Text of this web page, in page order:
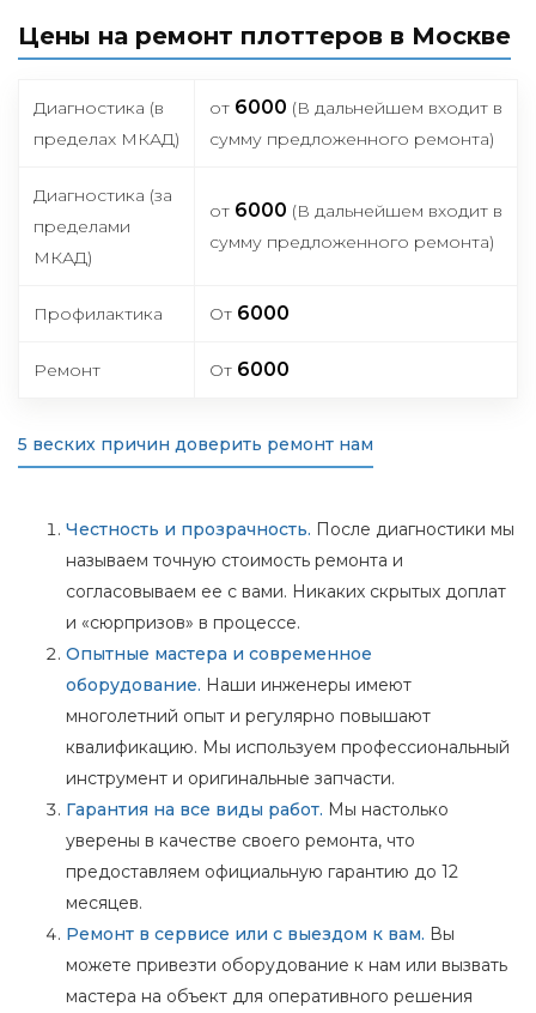
Цены на ремонт плоттеров в Москве
Диагностика (в
пределах МКАД)
от 6000 (В дальнейшем входит в
сумму предложенного ремонта)
Диагностика (за
пределами
МКАД)
от 6000 (В дальнейшем входит в
сумму предложенного ремонта)
Профилактика От 6000
Ремонт От 6000
5 веских причин доверить ремонт нам
Честность и прозрачность. После диагностики мы
называем точную стоимость ремонта и
согласовываем ее с вами. Никаких скрытых доплат
и «сюрпризов» в процессе.
Опытные мастера и современное
оборудование. Наши инженеры имеют
многолетний опыт и регулярно повышают
квалификацию. Мы используем профессиональный
инструмент и оригинальные запчасти.
Гарантия на все виды работ. Мы настолько
уверены в качестве своего ремонта, что
предоставляем официальную гарантию до 12
месяцев.
Ремонт в сервисе или с выездом к вам. Вы
можете привезти оборудование к нам или вызвать
мастера на объект для оперативного решения